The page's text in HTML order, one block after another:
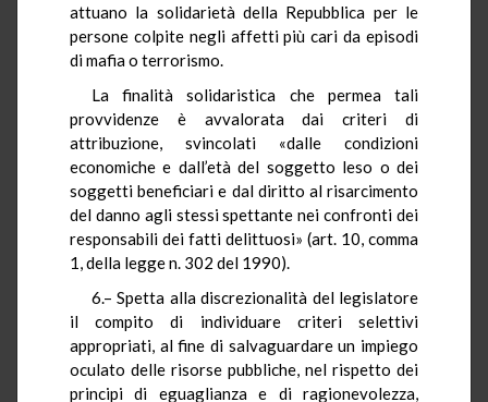
attuano la solidarietà della Repubblica per le
persone colpite negli affetti più cari da episodi
di mafia o terrorismo.
La finalità solidaristica che permea tali
provvidenze è avvalorata dai criteri di
attribuzione, svincolati «dalle condizioni
economiche e dall’età del soggetto leso o dei
soggetti beneficiari e dal diritto al risarcimento
del danno agli stessi spettante nei confronti dei
responsabili dei fatti delittuosi» (art. 10, comma
1, della legge n. 302 del 1990).
6.– Spetta alla discrezionalità del legislatore
il compito di individuare criteri selettivi
appropriati, al fine di salvaguardare un impiego
oculato delle risorse pubbliche, nel rispetto dei
principi di eguaglianza e di ragionevolezza,